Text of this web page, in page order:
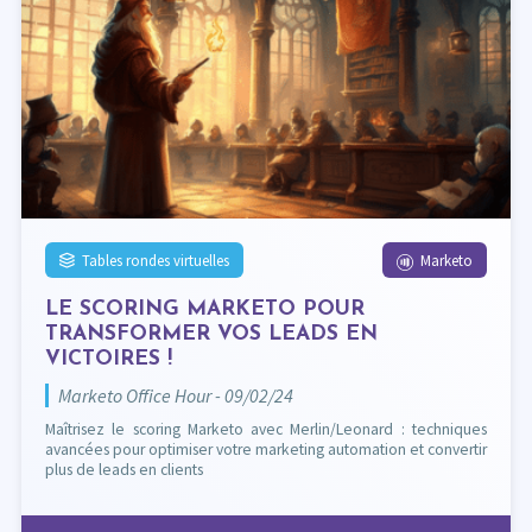
Tables rondes virtuelles Marketo
LE SCORING MARKETO POUR
TRANSFORMER VOS LEADS EN
VICTOIRES !
Marketo Office Hour - 09/02/24
Maîtrisez le scoring Marketo avec Merlin/Leonard : techniques
avancées pour optimiser votre marketing automation et convertir
plus de leads en clients